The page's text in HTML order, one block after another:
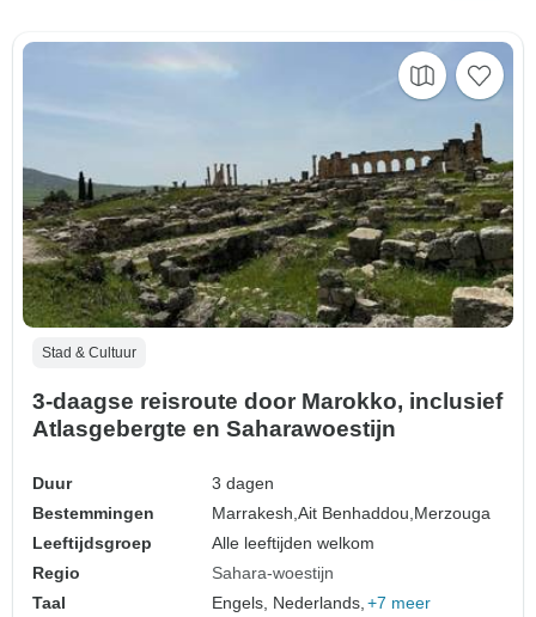
Stad & Cultuur
3-daagse reisroute door Marokko, inclusief
Atlasgebergte en Saharawoestijn
Duur
3 dagen
Bestemmingen
Marrakesh,Ait Benhaddou, Merzouga
Leeftijdsgroep
Alle leeftijden welkom
Regio
Sahara-woestijn
Taal
Engels, Nederlands, +7 meer